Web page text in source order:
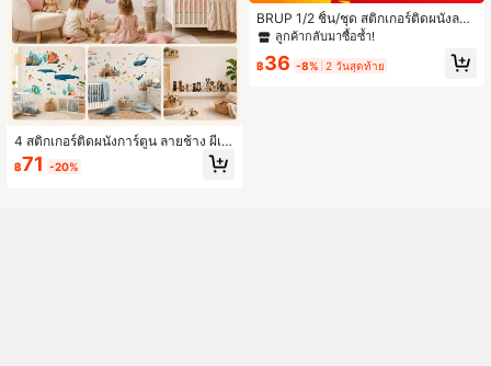
4 สติกเกอร์ติดผนังการ์ตูน ลายช้าง ผีเสื้
อ สัตว์ทะเล และสุนัข แบบติดเองได้ กัน
น้ำ ฉีกง่าย ไม่ทิ้งรอย เหมาะสำหรับตกแ
฿71 -20%
BRUP 1/2 ชิ้น/ชุด สติกเกอร์ติดผนังลาย
กระต่ายบัลเลต์น่ารักพร้อมลูกโป่งสีชมพู
และเมฆ สำหรับตกแต่งห้องเด็ก ถอดออ
กได้ แผนภูมิการเจริญเติบโต ลอกและติ
ลูกค้ากลับมาซื้อซ้ำ!
฿36 -8% 2 วันสุดท้าย